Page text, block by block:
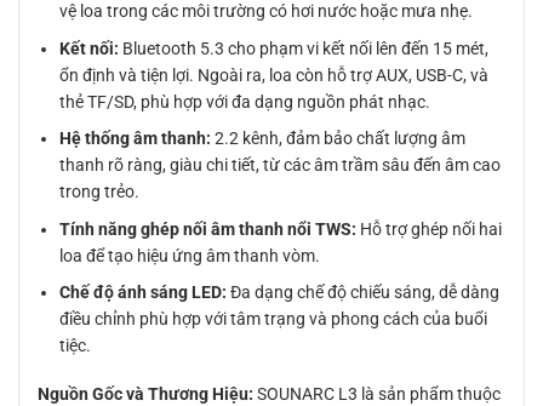
vệ loa trong các môi trường có hơi nước hoặc mưa nhẹ.
Kết nối: Bluetooth 5.3 cho phạm vi kết nối lên đến 15 mét,
ổn định và tiện lợi. Ngoài ra, loa còn hỗ trợ AUX, USB-C, và
thẻ TF/SD, phù hợp với đa dạng nguồn phát nhạc.
Hệ thống âm thanh: 2.2 kênh, đảm bảo chất lượng âm
thanh rõ ràng, giàu chi tiết, từ các âm trầm sâu đến âm cao
trong trẻo.
Tính năng ghép nối âm thanh nổi TWS: Hỗ trợ ghép nối hai
loa để tạo hiệu ứng âm thanh vòm.
Chế độ ánh sáng LED: Đa dạng chế độ chiếu sáng, dễ dàng
điều chỉnh phù hợp với tâm trạng và phong cách của buổi
tiệc.
Nguồn Gốc và Thương Hiệu: SOUNARC L3 là sản phẩm thuộc